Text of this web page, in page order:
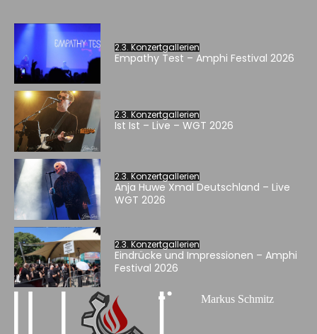
2.3. Konzertgallerien
Empathy Test – Amphi Festival 2026
2.3. Konzertgallerien
Ist Ist – Live – WGT 2026
2.3. Konzertgallerien
Anja Huwe Xmal Deutschland – Live
WGT 2026
2.3. Konzertgallerien
Eindrücke und Impressionen – Amphi
Festival 2026
Markus Schmitz